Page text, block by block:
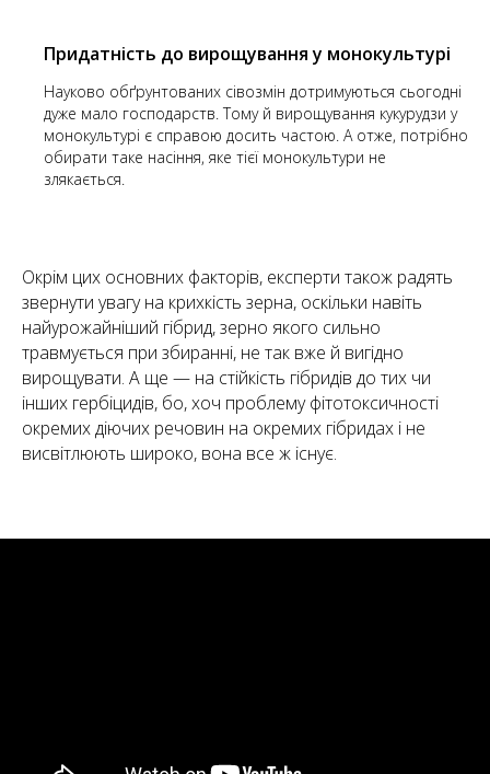
Придатність до вирощування у монокультурі
Науково обґрунтованих сівозмін дотримуються сьогодні
дуже мало господарств. Тому й вирощування кукурудзи у
монокультурі є справою досить частою. А отже, потрібно
обирати таке насіння, яке тієї монокультури не
злякається.
Окрім цих основних факторів, експерти також радять
звернути увагу на крихкість зерна, оскільки навіть
найурожайніший гібрид, зерно якого сильно
травмується при збиранні, не так вже й вигідно
вирощувати. А ще — на стійкість гібридів до тих чи
інших гербіцидів, бо, хоч проблему фітотоксичності
окремих діючих речовин на окремих гібридах і не
висвітлюють широко, вона все ж існує.